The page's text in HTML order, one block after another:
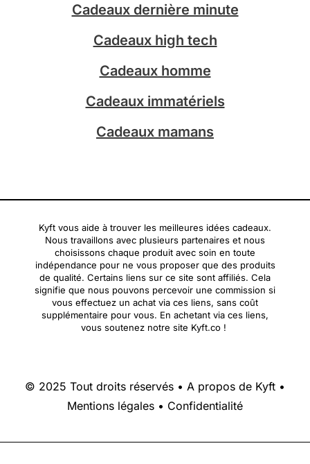
r
a
m
Cadeaux dernière minute
Cadeaux high tech
Cadeaux homme
Cadeaux immatériels
Cadeaux mamans
Kyft vous aide à trouver les meilleures idées cadeaux.
Nous travaillons avec plusieurs partenaires et nous
choisissons chaque produit avec soin en toute
indépendance pour ne vous proposer que des produits
de qualité. Certains liens sur ce site sont affiliés. Cela
signifie que nous pouvons percevoir une commission si
vous effectuez un achat via ces liens, sans coût
supplémentaire pour vous. En achetant via ces liens,
vous soutenez notre site Kyft.co !
© 2025 Tout droits réservés • A propos de Kyft •
Mentions légales • Confidentialité